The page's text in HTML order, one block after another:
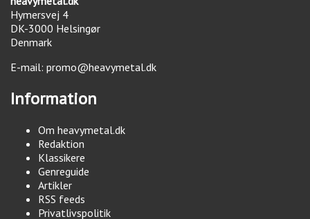
Hymersvej 4
DK-3000 Helsingør
Denmark
E-mail: promo@heavymetal.dk
Information
Om heavymetal.dk
Redaktion
Klassikere
Genreguide
Artikler
RSS feeds
Privatlivspolitik